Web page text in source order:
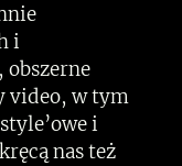
i
obszerne
video, w tym
i
nas też